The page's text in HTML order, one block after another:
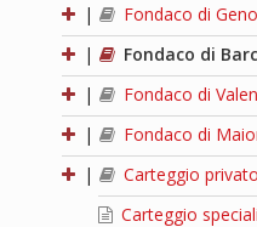
|
Fondaco di
|
Fondaco di
|
Fondaco di
|
Fondaco di
|
Carteggio privato
Carteggio